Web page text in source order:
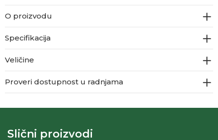
O proizvodu
Specifikacija
Veličine
Proveri dostupnost u radnjama
Slični proizvodi